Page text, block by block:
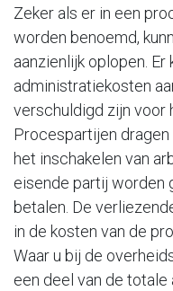
Zeker als er in een
worden benoemd,
aanzienlijk oplopen. Er
administratiekosten
verschuldigd zijn voor
Procespartijen
het inschakelen van
eisende partij worden
betalen. De
in de kosten van de
Waar u bij de
een deel van de